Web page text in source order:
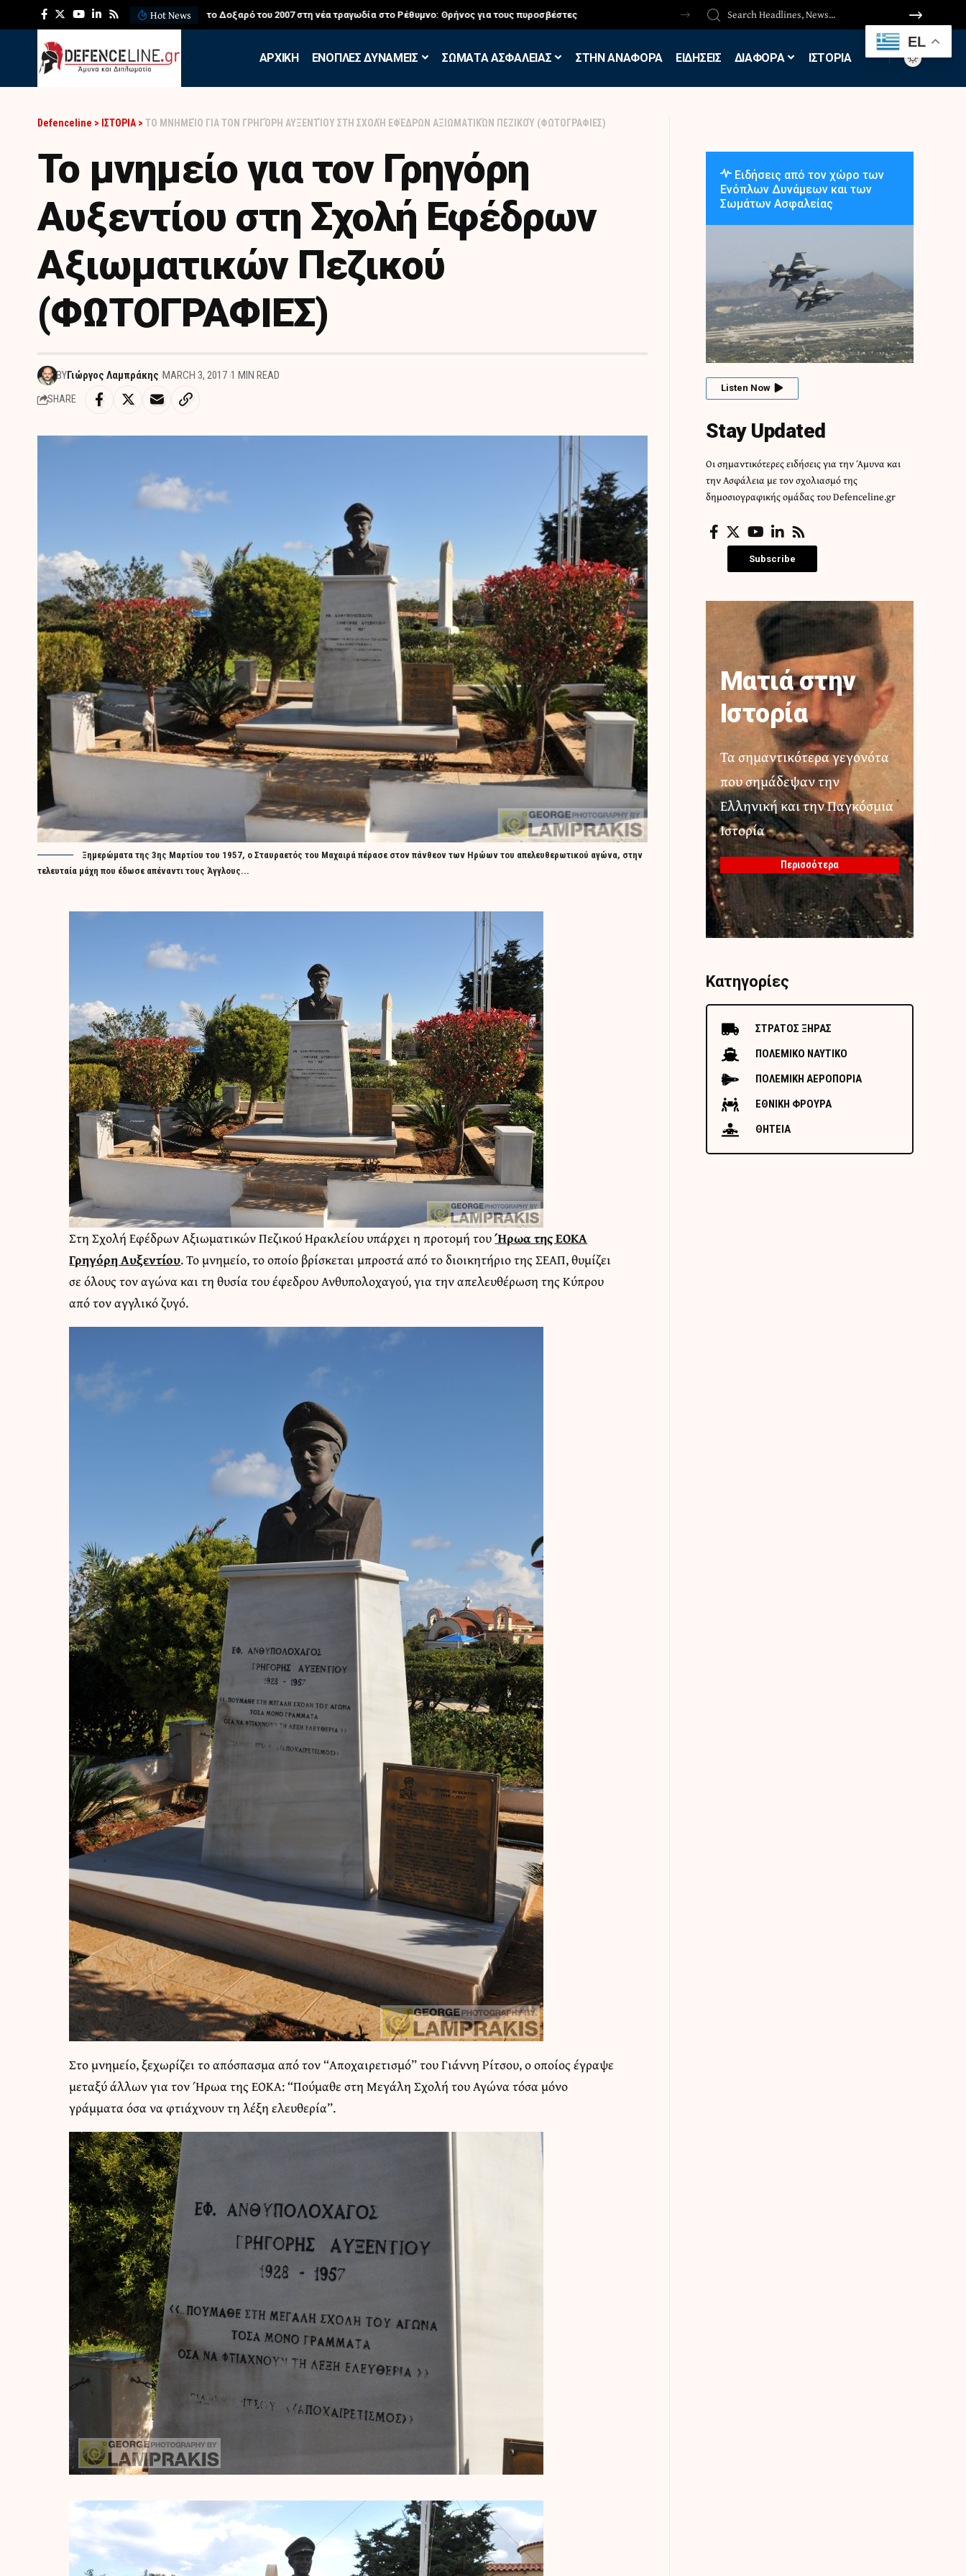
Hot News ΛΕΦΕΔ: Η εντυπωσιακή άσκηση των Εθελοντών Εφέδρων στον Έβρο
APXIKH ΕΝΟΠΛΕΣ ΔΥΝΑΜΕΙΣ ΣΩΜΑΤΑ ΑΣΦΑΛΕΙΑΣ ΣΤΗΝ ΑΝΑΦΟΡΑ ΕΙΔΗΣΕΙΣ ΔΙΑΦΟΡΑ ΙΣΤΟΡΙΑ
Defenceline > ΙΣΤΟΡΙΑ > TO ΜΝΗΜΕΊΟ ΓΙΑ ΤΟΝ ΓΡΗΓΌΡΗ ΑΥΞΕΝΤΊΟΥ ΣΤΗ ΣΧΟΛΉ ΕΦΈΔΡΩΝ ΑΞΙΩΜΑΤΙΚΏΝ ΠΕΖΙΚΟΎ (ΦΩΤΟΓΡΑΦΙΕΣ)
To μνημείο για τον Γρηγόρη
Αυξεντίου στη Σχολή Εφέδρων
Αξιωματικών Πεζικού
(ΦΩΤΟΓΡΑΦΙΕΣ)
BYΓιώργος Λαμπράκης MARCH 3, 2017 1 MIN READ
SHARE
Ξημερώματα της 3ης Μαρτίου του 1957, ο Σταυραετός του Μαχαιρά πέρασε στον πάνθεον των Ηρώων του απελευθερωτικού αγώνα, στην
τελευταία μάχη που έδωσε απέναντι τους Άγγλους...
Στη Σχολή Εφέδρων Αξιωματικών Πεζικού Ηρακλείου υπάρχει η προτομή τουΉρωα της ΕΟΚΑ
Γρηγόρη Αυξεντίου. Το μνημείο, το οποίο βρίσκεται μπροστά από το διοικητήριο της ΣΕΑΠ, θυμίζει
σε όλους τον αγώνα και τη θυσία του έφεδρου Ανθυπολοχαγού, για την απελευθέρωση της Κύπρου
από τον αγγλικό ζυγό.
Στο μνημείο, ξεχωρίζει το απόσπασμα από τον “Αποχαιρετισμό” του Γιάννη Ρίτσου, ο οποίος έγραψε
μεταξύ άλλων για τον Ήρωα της ΕΟΚΑ: “Πούμαθε στη Μεγάλη Σχολή του Αγώνα τόσα μόνο
γράμματα όσα να φτιάχνουν τη λέξη ελευθερία”.
Ειδήσεις από τον χώρο των
Ενόπλων Δυνάμεων και των
Σωμάτων Ασφαλείας
Listen Now
Stay Updated
Οι σημαντικότερες ειδήσεις για την Άμυνα και
την Ασφάλεια με τον σχολιασμό της
δημοσιογραφικής ομάδας του Defenceline.gr
Subscribe
Ματιά στην
Ιστορία
Τα σημαντικότερα γεγονότα
που σημάδεψαν την
Ελληνική και την Παγκόσμια
Ιστορία
Περισσότερα
Κατηγορίες
ΣΤΡΑΤΟΣ ΞΗΡΑΣ
ΠΟΛΕΜΙΚΟ ΝΑΥΤΙΚΟ
ΠΟΛΕΜΙΚΗ ΑΕΡΟΠΟΡΙΑ
ΕΘΝΙΚΗ ΦΡΟΥΡΑ
ΘΗΤΕΙΑ
EL